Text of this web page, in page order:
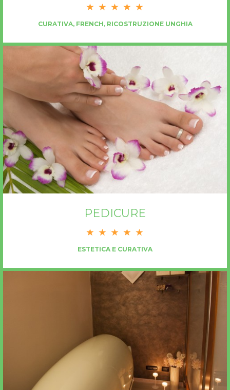
CURATIVA, FRENCH, RICOSTRUZIONE UNGHIA
PEDICURE
ESTETICA E CURATIVA